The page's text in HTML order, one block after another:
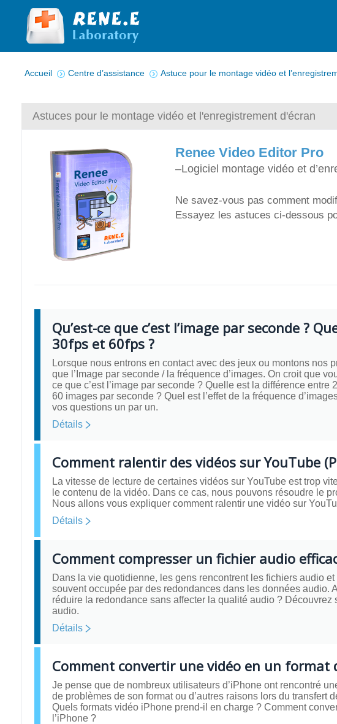
Accueil Centre d’assistance Astuce pour le montage vidéo et
Astuces pour le montage vidéo et l'enregistrement d'écran
Renee Video Editor Pro
–Logiciel montage vidéo et
Ne savez-vous pas comment
Essayez les astuces ci-dessous
Qu’est-ce que c’est l’image par seconde ?
30fps et 60fps ?
Lorsque nous entrons en contact avec des jeux ou montons nos
que l’Image par seconde / la fréquence d’images. On croit que
ce que c’est l’image par seconde ? Quelle est la différence
60 images par seconde ? Quel est l’effet de la fréquence
vos questions un par un.
Détails
Comment ralentir des vidéos sur YouTube
La vitesse de lecture de certaines vidéos sur YouTube est trop
le contenu de la vidéo. Dans ce cas, nous pouvons résoudre le
Nous allons vous expliquer comment ralentir une vidéo sur
Détails
Comment compresser un fichier audio
Dans la vie quotidienne, les gens rencontrent les fichiers audio
souvent occupée par des redondances dans les données audio.
réduire la redondance sans affecter la qualité audio ?
audio.
Détails
Comment convertir une vidéo en un format
Je pense que de nombreux utilisateurs d’iPhone ont rencontré
de problèmes de son format ou d’autres raisons lors du transfert
Quels formats vidéo iPhone prend-il en charge ? Comment
l’iPhone ?